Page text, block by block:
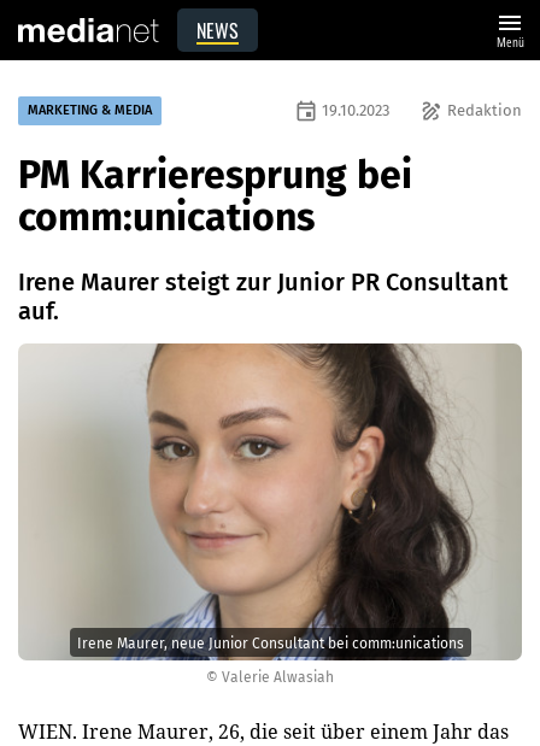
NEWS menu
Menü
© Valerie Alwasiah
Irene Maurer, neue Junior Consultant bei comm:unications
MARKETING & MEDIA draw Redaktion
event 19.10.2023
PM Karrieresprung bei
comm:unications
Irene Maurer steigt zur Junior PR Consultant
auf.
WIEN. Irene Maurer, 26, die seit über einem Jahr das